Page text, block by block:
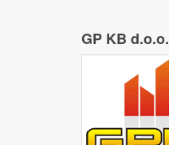
GP KB d.o.o.